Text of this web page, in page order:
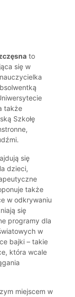
to
się w
także
Szkołę
się
dzieci,
także
w odkrywaniu
się
programy dla
w
bajki – takie
która wcale
miejscem w